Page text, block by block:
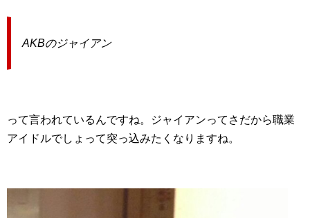
AKBのジャイアン
って言われているんですね。ジャイアンってさだから職業
アイドルでしょって突っ込みたくなりますね。